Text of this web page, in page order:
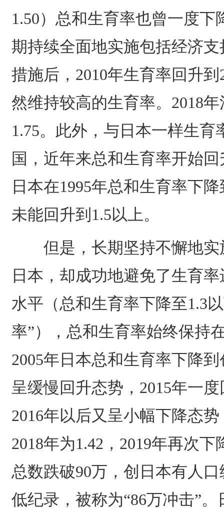
1.50）总和生育率也曾一度
期持续全面地实施包括经济
措施后，2010年生育率回升
然维持较高的生育率。2018
1.75。此外，与日本一样生
国，近年来总和生育率开始回
日本在1995年总和生育率下
未能回升到1.5以上。
但是，长期坚持不懈地实
日本，却成功地避免了生育
水平（总和生育率下降至1.3
率”），总和生育率始终保持
2005年日本总和生育率下降
呈缓慢回升态势，2015年一
2016年以后又呈小幅下降态势
2018年为1.42，2019年再次
总数跌破90万，创日本有人
低纪录，被称为“86万冲击”